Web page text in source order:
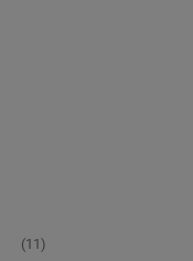
(11)